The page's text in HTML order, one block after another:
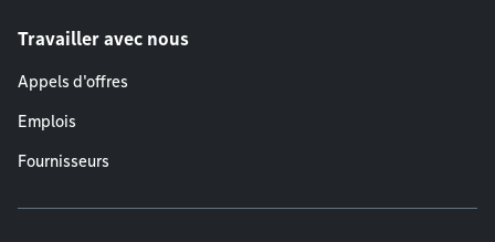
Travailler avec nous
Appels d'offres
Emplois
Fournisseurs